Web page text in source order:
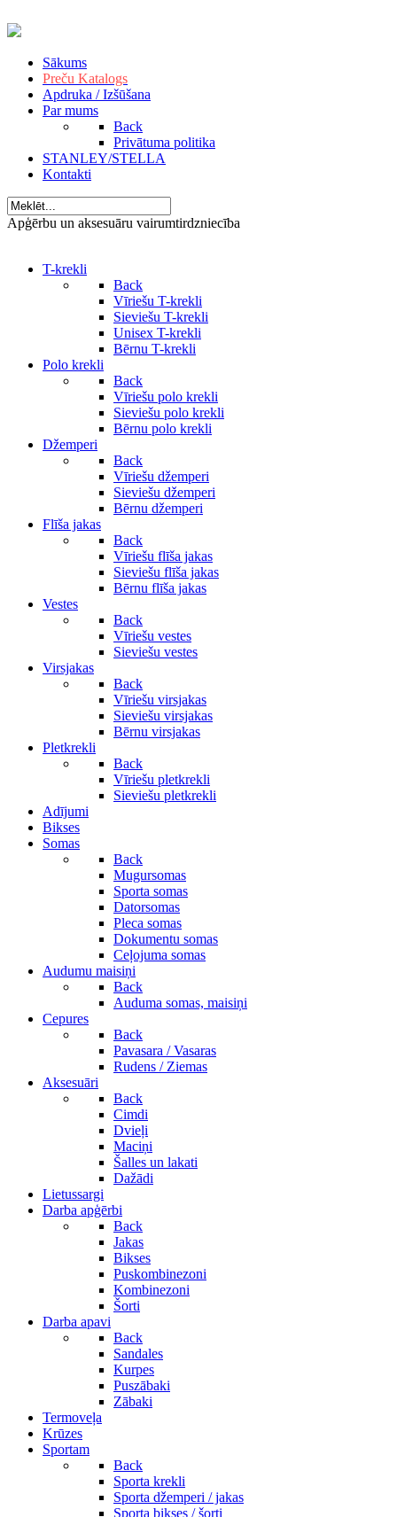
Sākums
Preču Katalogs
Apdruka / Izšūšana
Par mums
Back
Privātuma politika
STANLEY/STELLA
Kontakti
Apģērbu un aksesuāru vairumtirdzniecība
T-krekli
Back
Vīriešu T-krekli
Sieviešu T-krekli
Unisex T-krekli
Bērnu T-krekli
Polo krekli
Back
Vīriešu polo krekli
Sieviešu polo krekli
Bērnu polo krekli
Džemperi
Back
Vīriešu džemperi
Sieviešu džemperi
Bērnu džemperi
Flīša jakas
Back
Vīriešu flīša jakas
Sieviešu flīša jakas
Bērnu flīša jakas
Vestes
Back
Vīriešu vestes
Sieviešu vestes
Virsjakas
Back
Vīriešu virsjakas
Sieviešu virsjakas
Bērnu virsjakas
Pletkrekli
Back
Vīriešu pletkrekli
Sieviešu pletkrekli
Adījumi
Bikses
Somas
Back
Mugursomas
Sporta somas
Datorsomas
Pleca somas
Dokumentu somas
Ceļojuma somas
Audumu maisiņi
Back
Auduma somas, maisiņi
Cepures
Back
Pavasara / Vasaras
Rudens / Ziemas
Aksesuāri
Back
Cimdi
Dvieļi
Maciņi
Šalles un lakati
Dažādi
Lietussargi
Darba apģērbi
Back
Jakas
Bikses
Puskombinezoni
Kombinezoni
Šorti
Darba apavi
Back
Sandales
Kurpes
Puszābaki
Zābaki
Termoveļa
Krūzes
Sportam
Back
Sporta krekli
Sporta džemperi / jakas
Sporta bikses / šorti